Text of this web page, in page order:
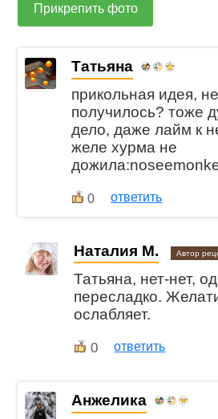
Прикрепить фото
Татьяна
прикольная идея,
получилось? тоже
дело, даже лайм к
желе хурма не
0 ответить
Наталия М. Автор
Татьяна, нет-нет,
пересладко.
ослабляет.
0 ответить
Анжелика